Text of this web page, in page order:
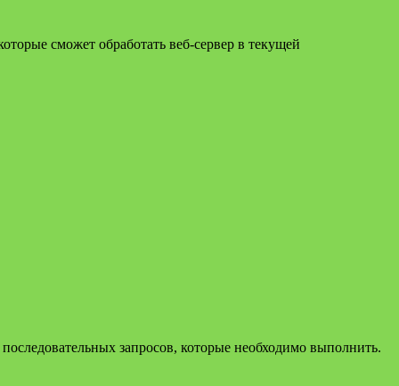
сможет обработать веб-сервер в текущей
запросов, которые необходимо выполнить.